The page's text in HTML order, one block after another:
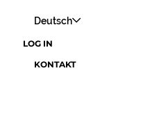
Deutsch
LOG IN
KONTAKT